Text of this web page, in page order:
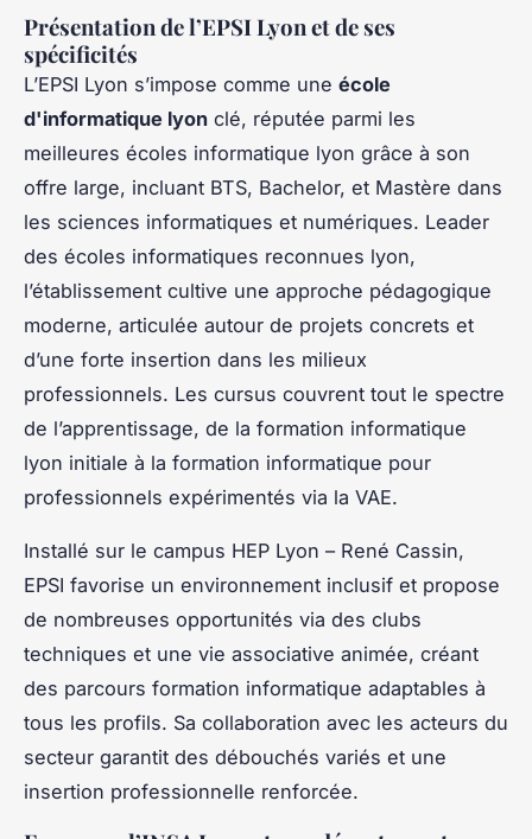
Présentation de l’EPSI Lyon et de ses
spécificités
L’EPSI Lyon s’impose comme une école
d'informatique lyon clé, réputée parmi les
meilleures écoles informatique lyon grâce à son
offre large, incluant BTS, Bachelor, et Mastère dans
les sciences informatiques et numériques. Leader
des écoles informatiques reconnues lyon,
l’établissement cultive une approche pédagogique
moderne, articulée autour de projets concrets et
d’une forte insertion dans les milieux
professionnels. Les cursus couvrent tout le spectre
de l’apprentissage, de la formation informatique
lyon initiale à la formation informatique pour
professionnels expérimentés via la VAE.
Installé sur le campus HEP Lyon – René Cassin,
EPSI favorise un environnement inclusif et propose
de nombreuses opportunités via des clubs
techniques et une vie associative animée, créant
des parcours formation informatique adaptables à
tous les profils. Sa collaboration avec les acteurs du
secteur garantit des débouchés variés et une
insertion professionnelle renforcée.